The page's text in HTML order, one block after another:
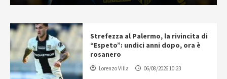
Strefezza al Palermo, la rivincita di
“Espeto”: undici anni dopo, ora è
rosanero
Lorenzo Villa 06/08/2026 10:23